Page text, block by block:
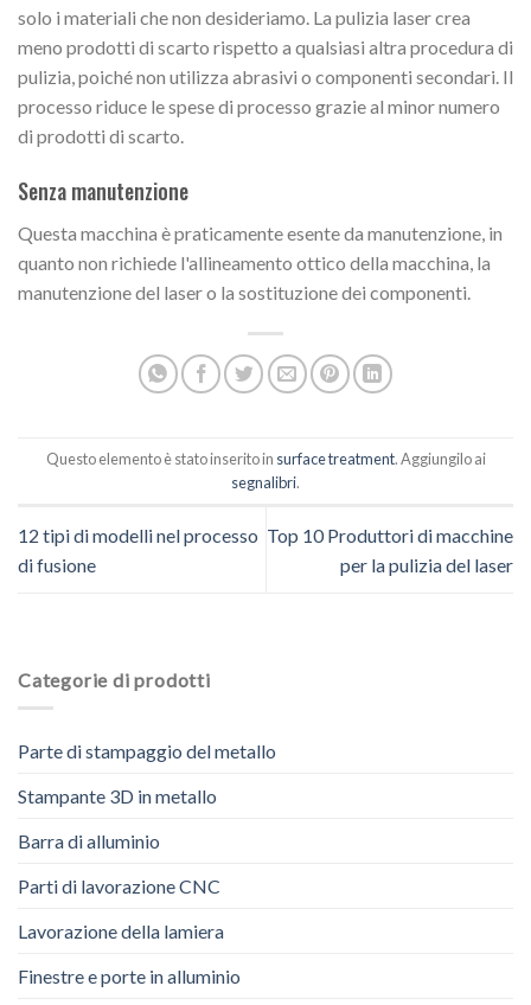
solo i materiali che non desideriamo. La pulizia laser crea
meno prodotti di scarto rispetto a qualsiasi altra procedura di
pulizia, poiché non utilizza abrasivi o componenti secondari. Il
processo riduce le spese di processo grazie al minor numero
di prodotti di scarto.
Senza manutenzione
Questa macchina è praticamente esente da manutenzione, in
quanto non richiede l'allineamento ottico della macchina, la
manutenzione del laser o la sostituzione dei componenti.
Questo elemento è stato inserito in surface treatment. Aggiungilo ai
segnalibri.
12 tipi di modelli nel processo
di fusione
Top 10 Produttori di macchine
per la pulizia del laser
Categorie di prodotti
Parte di stampaggio del metallo
Stampante 3D in metallo
Barra di alluminio
Parti di lavorazione CNC
Lavorazione della lamiera
Finestre e porte in alluminio